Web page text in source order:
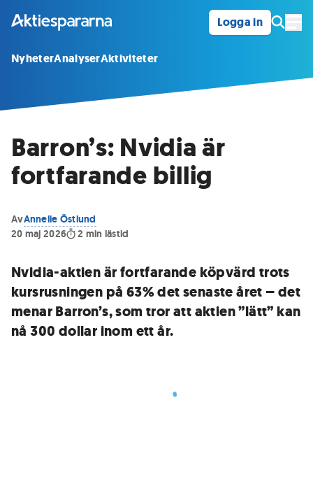
Logga in
NyheterAnalyserAktiviteter
Barron’s: Nvidia är
fortfarande billig
AvAnnelie Östlund
20 maj 2026
2 min lästid
Nvidia-aktien är fortfarande köpvärd trots
kursrusningen på 63% det senaste året – det
menar Barron’s, som tror att aktien ”lätt” kan
nå 300 dollar inom ett år.